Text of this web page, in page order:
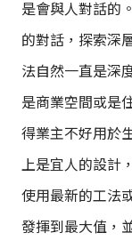
是會與人對話的
的對話，探索深
法自然一直是深
是商業空間或是
得業主不好用於
上是宜人的設計
使用最新的工法
發揮到最大值，